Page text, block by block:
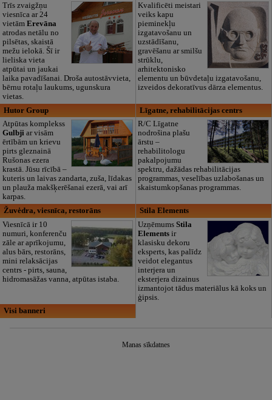
Trīs zvaigžņu
viesnīca ar 24
vietām Erevāna
atrodas netālu no
pilsētas, skaistā
mežu ielokā. Šī ir
lieliska vieta
atpūtai un jaukai
laika pavadīšanai. Droša autostāvvieta,
bērnu rotaļu laukums, ugunskura
vietas.
Kvalificēti meistari
veiks kapu
pieminekļu
izgatavošanu un
uzstādīšanu,
gravēšanu ar smilšu
strūklu,
arhitektonisko
elementu un būvdetaļu izgatavošanu,
izveidos dekoratīvus dārza elementus.
Hutor Group
Atpūtas komplekss
Gulbji ar visām
ērtībām un krievu
pirts gleznainā
Rušonas ezera
krastā. Jūsu rīcībā –
kuteris un laivas zandarta, zuša, līdakas
un plauža makšķerēšanai ezerā, vai arī
karpas.
Līgatne, rehabilitācijas centrs
R/C Līgatne
nodrošina plašu
ārstu –
rehabilitologu
pakalpojumu
spektru, dažādas rehabilitācijas
programmas, veselības uzlabošanas un
skaistumkopšanas programmas.
Žuvėdra, viesnīca, restorāns
Viesnīcā ir 10
numuri, konferenču
zāle ar aprīkojumu,
alus bārs, restorāns,
mini relaksācijas
centrs - pirts, sauna,
hidromasāžas vanna, atpūtas istaba.
Stila Elements
UzņēmumsStila
Elements ir
klasisku dekoru
eksperts, kas palīdz
veidot elegantus
interjera un
eksterjera dizainus
izmantojot tādus materiālus kā koks un
ģipsis.
Visi banneri
Manas sīkdatnes